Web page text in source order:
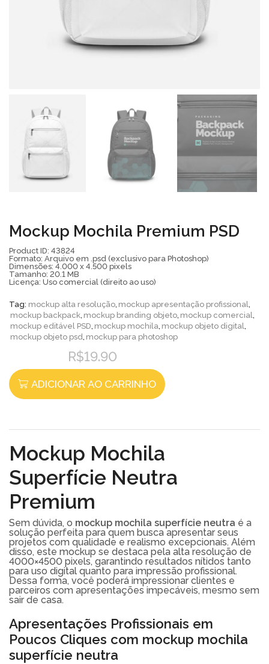
Mockup Mochila Premium PSD
Product ID: 43824
Formato: Arquivo em .psd (exclusivo para Photoshop)
Dimensões: 4.000 x 4.500 pixels
Tamanho: 20.1 MB
Licença: Uso comercial (direito ao uso)
Tag: mockup alta resolução, mockup apresentação profissional,
mockup backpack, mockup branding objeto, mockup comercial,
mockup editável PSD, mockup mochila, mockup objeto digital,
mockup objeto psd, mockup para photoshop
R$19.90
ADICIONAR AO CARRINHO
Mockup Mochila
Superfície Neutra
Premium
Sem dúvida, o mockup mochila superfície neutra é a
solução perfeita para quem busca apresentar seus
projetos com qualidade e realismo excepcionais. Além
disso, este mockup se destaca pela alta resolução de
4000×4500 pixels, garantindo resultados nítidos tanto
para uso digital quanto para impressão profissional.
Dessa forma, você poderá impressionar clientes e
parceiros com apresentações impecáveis, mesmo sem
sair de casa.
Apresentações Profissionais em
Poucos Cliques com mockup mochila
superfície neutra